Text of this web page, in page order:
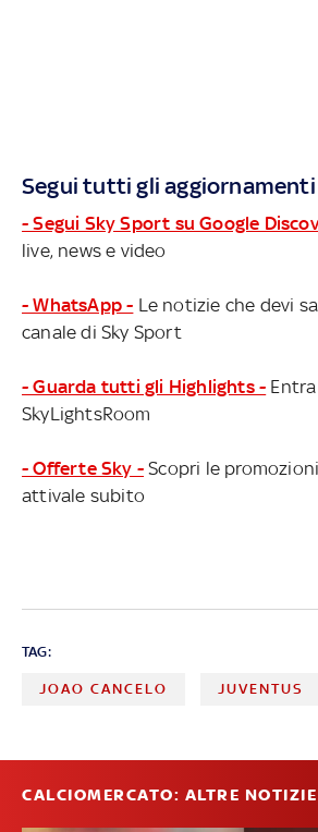
Segui tutti gli
- Segui Sky Sport su Google
live, news e video
- WhatsApp - Le notizie che devi
canale di Sky Sport
- Guarda tutti gli Highlights -
SkyLightsRoom
- Offerte Sky - Scopri le
attivale subito
TAG:
JOAO CANCELO JUVENTUS
CALCIOMERCATO: ALTRE NOTIZIE